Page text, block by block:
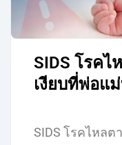
SIDS โรค
เงียบที่พ่อแ
SIDS โรคไหล